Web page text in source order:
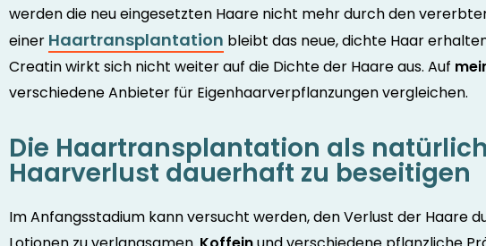
werden die neu eingesetzten Haare nicht mehr durch den
einer Haartransplantation bleibt das neue, dichte Haar
Creatin wirkt sich nicht weiter auf die Dichte der Haare aus. Auf
verschiedene Anbieter für Eigenhaarverpflanzungen vergleichen.
Die Haartransplantation als
Haarverlust dauerhaft zu beseitigen
Im Anfangsstadium kann versucht werden, den Verlust der Haare